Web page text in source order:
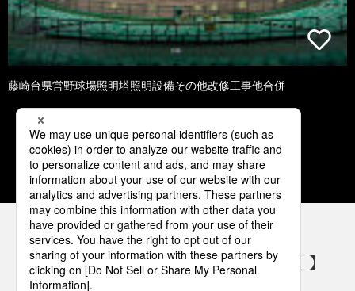
藤崎台県営野球場照明塔照明設備その他改修工事他合併
1 2 3 4 5
パナソニックの電気設備 SNSアカウント